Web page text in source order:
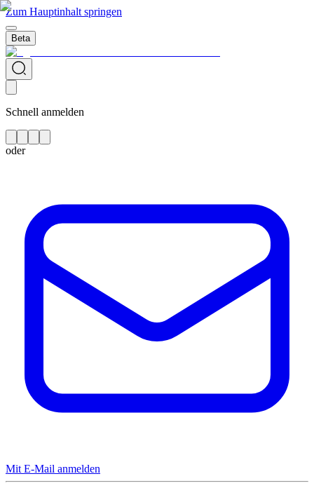
Zum Hauptinhalt springen
Beta
Schnell anmelden
oder
Mit E-Mail anmelden